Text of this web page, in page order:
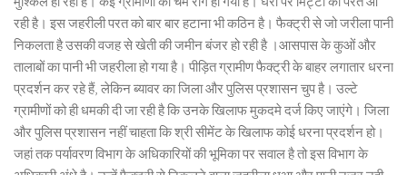
रही है। इस जहरीली परत को बार बार हटाना भी कठिन है। फैक्ट्री से जो जरीला पानी
निकलता है उसकी वजह से खेती की जमीन बंजर हो रही है ।आसपास के कुओं और
तालाबों का पानी भी जहरीला हो गया है। पीड़ित ग्रामीण फैक्ट्री के बाहर लगातार धरना
प्रदर्शन कर रहे हैं, लेकिन ब्यावर का जिला और पुलिस प्रशासन चुप है। उल्टे
ग्रामीणों को ही धमकी दी जा रही है कि उनके खिलाफ मुकदमे दर्ज किए जाएंगे। जिला
और पुलिस प्रशासन नहीं चाहता कि श्री सीमेंट के खिलाफ कोई धरना प्रदर्शन हो।
जहां तक पर्यावरण विभाग के अधिकारियों की भूमिका पर सवाल है तो इस विभाग के